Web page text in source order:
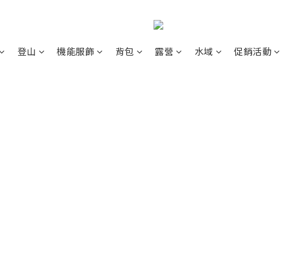
登山 機能服飾 背包 露營 水域 促銷活動